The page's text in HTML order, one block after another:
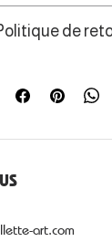
certifié
fragilités.
de
de rétractation
art.com